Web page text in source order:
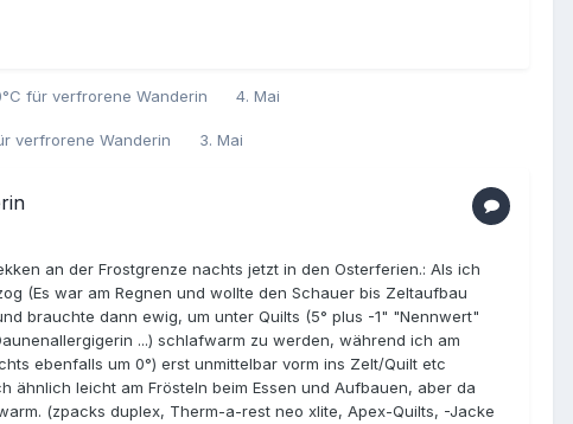
für verfrorene Wanderin 4. Mai
verfrorene Wanderin 3. Mai
an der Frostgrenze nachts jetzt in den Osterferien.: Als ich
(Es war am Regnen und wollte den Schauer bis Zeltaufbau
brauchte dann ewig, um unter Quilts (5° plus -1" "Nennwert"
...) schlafwarm zu werden, während ich am
ebenfalls um 0°) erst unmittelbar vorm ins Zelt/Quilt etc
leicht am Frösteln beim Essen und Aufbauen, aber da
(zpacks duplex, Therm-a-rest neo xlite, Apex-Quilts, -Jacke